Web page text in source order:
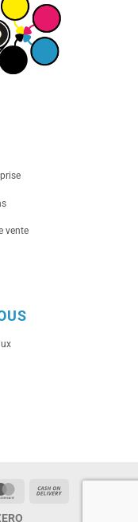
vente
MasterCard